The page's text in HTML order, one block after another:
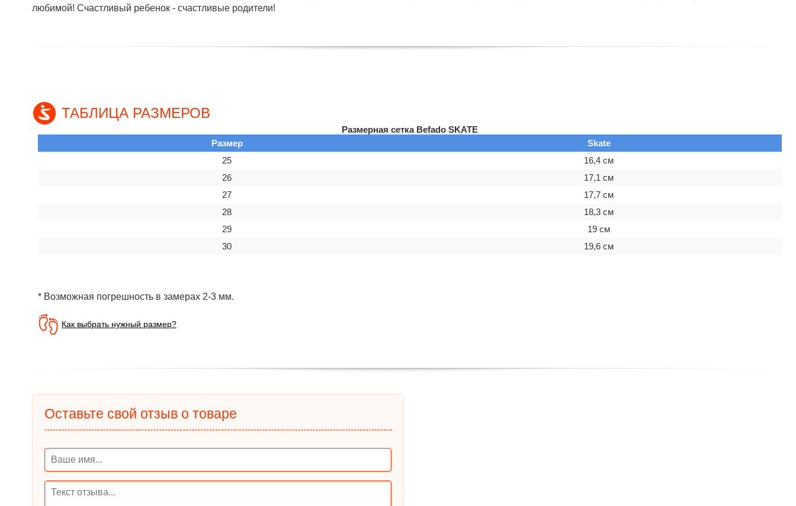
любимой! Счастливый ребенок - счастливые родители!
ТАБЛИЦА РАЗМЕРОВ
Размерная сетка Befado SKATE
Размер
Skate
25
16,4 см
26
17,1 см
27
17,7 см
28
18,3 см
29
19 см
30
19,6 см
* Возможная погрешность в замерах 2-3 мм.
Как выбрать нужный размер?
Оставьте свой отзыв о товаре